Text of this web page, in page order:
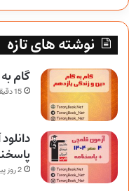
نوشته های تازه
گام
15 دقیقه پیش
2 روز پیش